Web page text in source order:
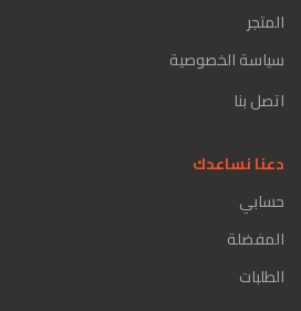
المتجر
سياسة الخصوصية
اتصل بنا
دعنا نساعدك
حسابي
المفضلة
الطلبات